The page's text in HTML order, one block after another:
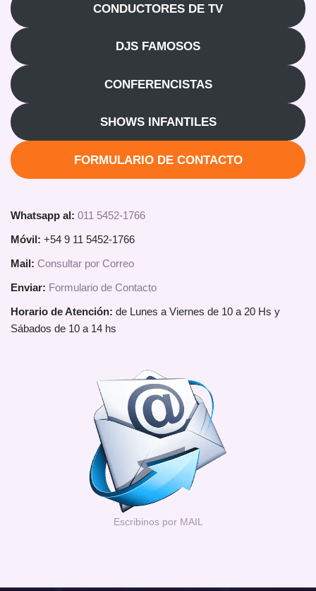
CONDUCTORES DE TV
DJS FAMOSOS
CONFERENCISTAS
SHOWS INFANTILES
FORMULARIO DE CONTACTO
Whatsapp al: 011 5452-1766
Móvil: +54 9 11 5452-1766
Mail: Consultar por Correo
Enviar: Formulario de Contacto
Horario de Atención: de Lunes a Viernes de 10 a 20 Hs y
Sábados de 10 a 14 hs
Escribinos por MAIL